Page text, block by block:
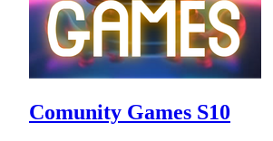
Comunity Games S10